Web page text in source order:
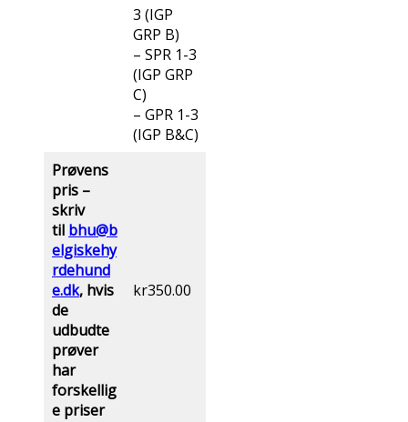
3 (IGP
GRP B)
– SPR 1-3
(IGP GRP
C)
– GPR 1-3
(IGP B&C)
Prøvens
pris –
skriv
til bhu@b
elgiskehy
rdehund
e.dk, hvis
de
udbudte
prøver
har
forskellig
e priser
kr350.00